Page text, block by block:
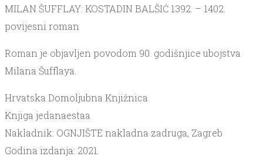
MILAN ŠUFFLAY: KOSTADIN BALŠIĆ 1392. – 1402.
povijesni roman
Roman je objavljen povodom 90. godišnjice ubojstva
Milana Šufflaya.
Hrvatska Domoljubna Knjižnica
Knjiga jedanaestaa
Nakladnik: OGNJIŠTE nakladna zadruga, Zagreb
Godina izdanja: 2021.